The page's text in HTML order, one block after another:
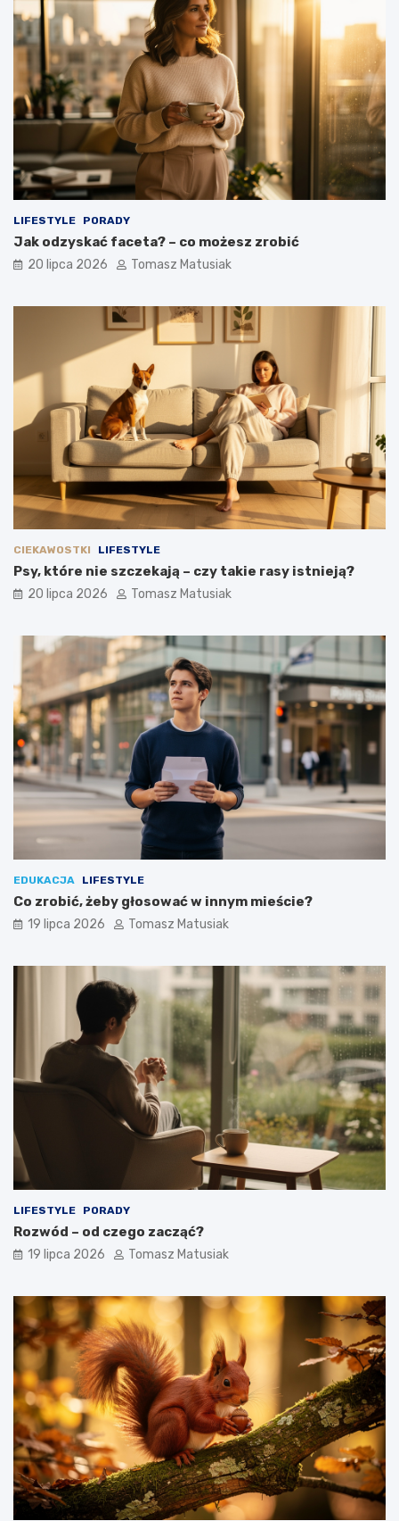
LIFESTYLE PORADY
Jak odzyskać faceta? – co możesz zrobić
20 lipca 2026 Tomasz Matusiak
CIEKAWOSTKI LIFESTYLE
Psy, które nie szczekają – czy takie rasy istnieją?
20 lipca 2026 Tomasz Matusiak
EDUKACJA LIFESTYLE
Co zrobić, żeby głosować w innym mieście?
19 lipca 2026 Tomasz Matusiak
LIFESTYLE PORADY
Rozwód – od czego zacząć?
19 lipca 2026 Tomasz Matusiak